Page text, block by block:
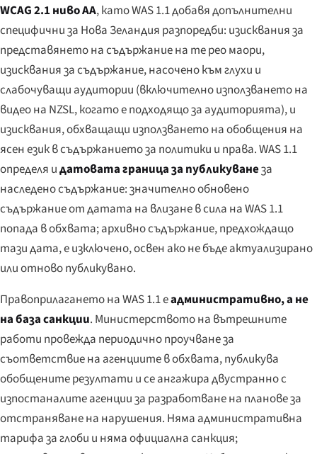
WCAG 2.1 ниво AA, като WAS 1.1 добавя допълнителни
специфични за Нова Зеландия разпоредби: изисквания за
представянето на съдържание на те рео маори,
изисквания за съдържание, насочено към глухи и
слабочуващи аудитории (включително използването на
видео на NZSL, когато е подходящо за аудиторията), и
изисквания, обхващащи използването на обобщения на
ясен език в съдържанието за политики и права. WAS 1.1
определя идатовата граница за публикуванеза
наследено съдържание: значително обновено
съдържание от датата на влизане в сила на WAS 1.1
попада в обхвата; архивно съдържание, предхождащо
тази дата, е изключено, освен ако не бъде актуализирано
или отново публикувано.
Правоприлагането на WAS 1.1 еадминистративно, а не
на база санкции. Министерството на вътрешните
работи провежда периодично проучване за
съответствие на агенциите в обхвата, публикува
обобщените резултати и се ангажира двустранно с
изпостаналите агенции за разработване на планове за
отстраняване на нарушения. Няма административна
тарифа за глоби и няма официална санкция;